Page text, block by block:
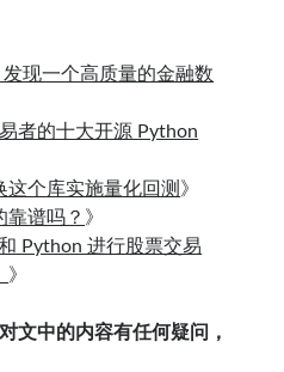
现一个高质量的金融数
者的十大开源 Python
个库实施量化回测 》
靠谱吗？ 》
Python 进行股票交易
》
文中的内容有任何疑问，